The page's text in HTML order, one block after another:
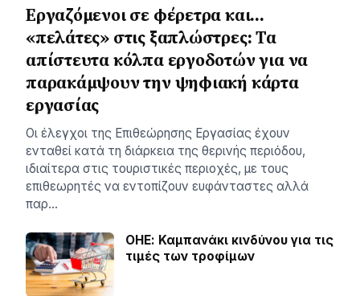
Εργαζόμενοι σε φέρετρα και…
«πελάτες» στις ξαπλώστρες: Τα
απίστευτα κόλπα εργοδοτών για να
παρακάμψουν την ψηφιακή κάρτα
εργασίας
Οι έλεγχοι της Επιθεώρησης Εργασίας έχουν
ενταθεί κατά τη διάρκεια της θερινής περιόδου,
ιδιαίτερα στις τουριστικές περιοχές, με τους
επιθεωρητές να εντοπίζουν ευφάνταστες αλλά
παρ…
ΟΗΕ: Καμπανάκι κινδύνου για τις
τιμές των τροφίμων